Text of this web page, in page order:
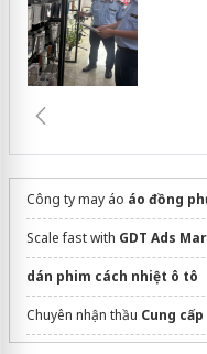
Công ty may áo áo đồng
Scale fast with GDT Ads
dán phim cách nhiệt ô tô
Chuyên nhận thầu Cung